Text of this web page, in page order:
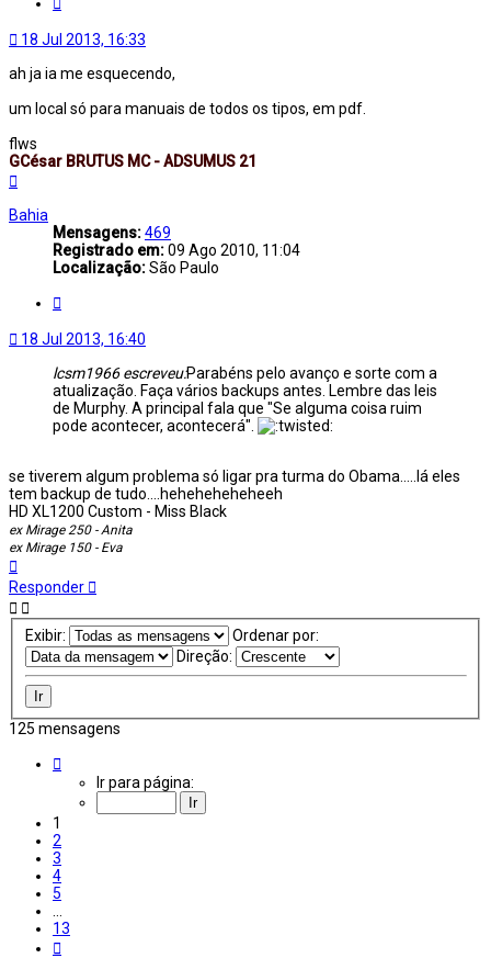
18 Jul 2013, 16:33
ah ja ia me esquecendo,
um local só para manuais de todos os tipos, em pdf.
flws
GCésar BRUTUS MC - ADSUMUS 21
topo
Bahia
Mensagens:469
Registrado em:09 Ago 2010, 11:04
Localização:São Paulo
18 Jul 2013, 16:40
lcsm1966 escreveu:Parabéns pelo avanço e sorte com a
atualização. Faça vários backups antes. Lembre das leis
de Murphy. A principal fala que "Se alguma coisa ruim
pode acontecer, acontecerá".
se tiverem algum problema só ligar pra turma do Obama.....lá eles
tem backup de tudo....heheheheheheeh
HD XL1200 Custom - Miss Black
ex Mirage 250 - Anita
ex Mirage 150 - Eva
ao
topo
Responder
Exibir:
Ordenar por:
Direção:
125 mensagens
Ir para página:
1
2
3
4
5
13